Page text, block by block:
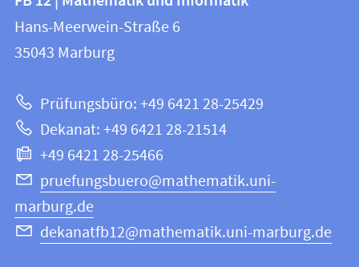
und
Informationen
Website
FB
12
|
und
Informatik
Hans-Meerwein-Straße 6
35043 Marburg
Prüfungsbüro: +49 6421 28-25429
Dekanat: +49 6421 28-21514
+49 6421 28-25466
pruefungsbuero@mathematik.uni-
marburg.de
dekanatfb12@mathematik.uni-marburg.de